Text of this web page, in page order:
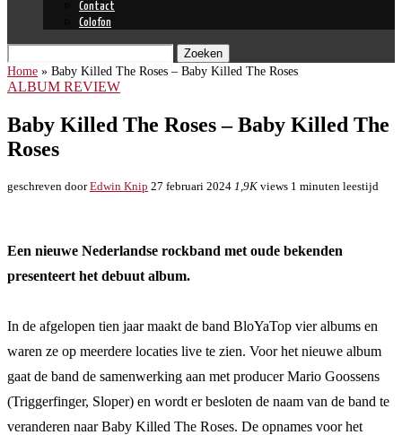
Contact
Colofon
Zoeken
Home » Baby Killed The Roses – Baby Killed The Roses
ALBUM REVIEW
Baby Killed The Roses – Baby Killed The
Roses
geschreven doorEdwin Knip 27 februari 2024 1,9K views 1 minuten leestijd
Een nieuwe Nederlandse rockband met oude bekenden
presenteert het debuut album.
In de afgelopen tien jaar maakt de band BloYaTop vier albums en
waren ze op meerdere locaties live te zien. Voor het nieuwe album
gaat de band de samenwerking aan met producer Mario Goossens
(Triggerfinger, Sloper) en wordt er besloten de naam van de band te
veranderen naar Baby Killed The Roses. De opnames voor het